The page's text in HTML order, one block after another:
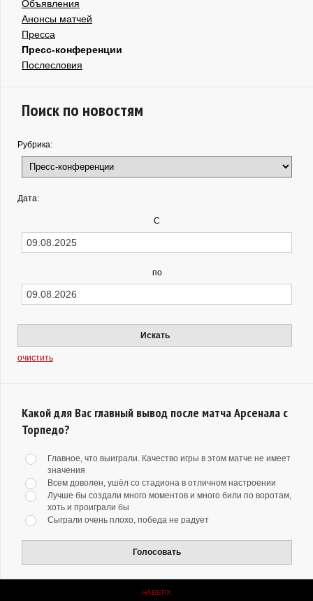
Объявления
Анонсы матчей
Пресса
Пресс-конференции
Послесловия
Поиск по новостям
Рубрика:
Дата:
С
по
Искать
очистить
Какой для Вас главный вывод после матча Арсенала с
Торпедо?
Главное, что выиграли. Качество игры в этом матче не имеет
значения
Всем доволен, ушёл со стадиона в отличном настроении
Лучше бы создали много моментов и много били по воротам,
хоть и проиграли бы
Сыграли очень плохо, победа не радует
Голосовать
НАВЕРХ